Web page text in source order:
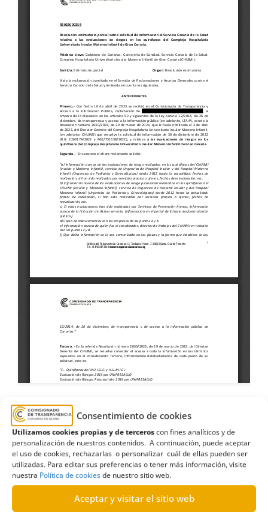
Consentimiento de cookies
Utilizamos cookies propias y de terceroscon fines analíticos y de
personalización de nuestros contenidos. A continuación, puede aceptar
el uso de cookies, rechazarlas o personalizar cuál de ellas pueden ser
utilizadas. Para editar sus preferencias o tener más información, visite
nuestra Política de cookiesde nuestro sitio web.
Aceptar y visitar el sitio web
CHUIMI,Complejo Hospitalario Universitario
Insular Materno Infantil,Estimatoria parcial,
evaluaciones,Gran Canaria,Psicosocial,
quirófanos,riesgos,SCS,urgencias